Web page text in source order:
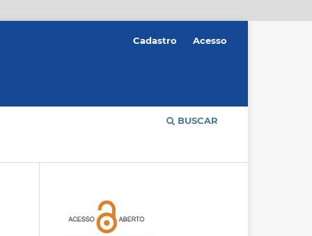
BUSCAR
Cadastro Acesso